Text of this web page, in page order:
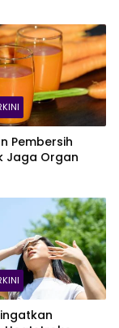
Pembersih
Jaga Organ